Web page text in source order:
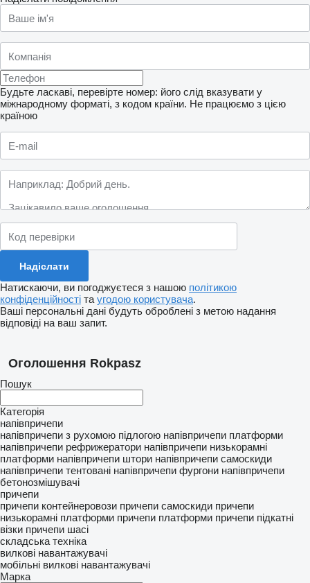
Будьте ласкаві, перевірте номер: його слід вказувати у
міжнародному форматі, з кодом країни. Не працюємо з цією
країною
Натискаючи, ви погоджуєтеся з нашою політикою
конфіденційності та угодою користувача.
Ваші персональні дані будуть оброблені з метою надання
відповіді на ваш запит.
Оголошення Rokpasz
Пошук
Категорія
напівпричепи
напівпричепи з рухомою підлогою напівпричепи платформи
напівпричепи рефрижератори напівпричепи низькорамні
платформи напівпричепи штори напівпричепи самоскиди
напівпричепи тентовані напівпричепи фургони напівпричепи
бетонозмішувачі
причепи
причепи контейнеровози причепи самоскиди причепи
низькорамні платформи причепи платформи причепи підкатні
візки причепи шасі
складська техніка
вилкові навантажувачі
мобільні вилкові навантажувачі
Марка